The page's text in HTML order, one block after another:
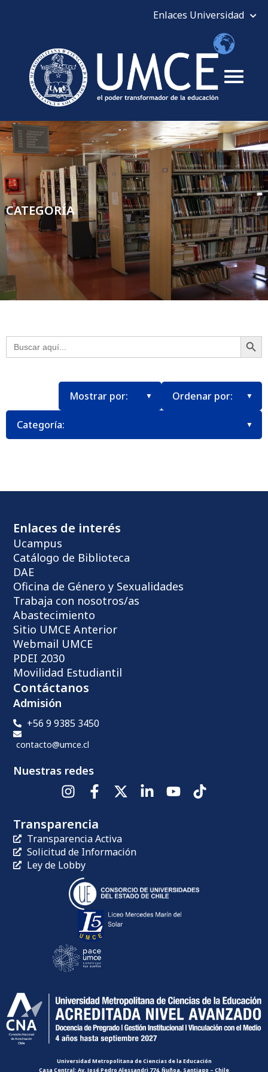
CATEGORÍA
Buscar:
Enlaces de interés
Ucampus
Catálogo de Biblioteca
DAE
Oficina de Género y Sexualidades
Trabaja con nosotros/as
Abastecimiento
Sitio UMCE Anterior
Webmail UMCE
PDEI 2030
Movilidad Estudiantil
Contáctanos
Admisión
+56 9 9385 3450
contacto@umce.cl
Nuestras redes
Transparencia
Transparencia Activa
Solicitud de Información
Ley de Lobby
Universidad Metropolitana de Ciencias de la Educación
Casa Central: Av. José Pedro Alessandri 774, Ñuñoa, Santiago – Chile